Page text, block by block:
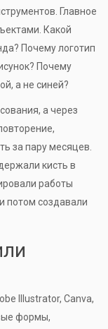
Главное
Какой
Почему логотип
Почему
а не синей?
а через
за пару месяцев.
кисть в
работы
потом создавали
Illustrator, Canva,
формы,